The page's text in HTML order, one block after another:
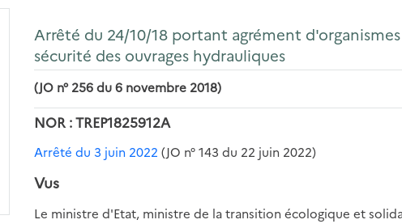
Arrêté du 24/10/18 portant agrément
sécurité des ouvrages hydrauliques
(JO n° 256 du 6 novembre 2018)
NOR : TREP1825912A
Arrêté du 3 juin 2022 (JO n° 143 du 22 juin 2022)
Vus
Le ministre d'Etat, ministre de la transition écologique et